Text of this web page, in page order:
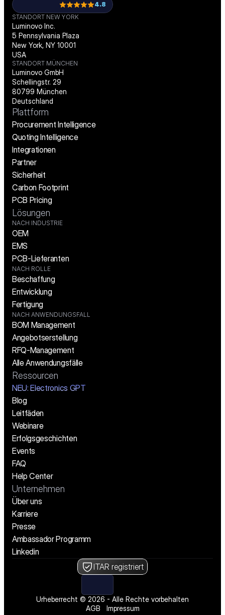
4.8
STANDORT NEW YORK
Luminovo Inc.
5 Pennsylvania Plaza
New York, NY 10001
USA
STANDORT MÜNCHEN
Luminovo GmbH
Schellingstr. 29
80799 München
Deutschland
Plattform
Procurement Intelligence
Quoting Intelligence
Integrationen
Partner
Sicherheit
Carbon Footprint
PCB Pricing
Lösungen
NACH INDUSTRIE
OEM
EMS
PCB-Lieferanten
NACH ROLLE
Beschaffung
Entwicklung
Fertigung
NACH ANWENDUNGSFALL
BOM Management
Angebotserstellung
RFQ-Management
Alle Anwendungsfälle
Ressourcen
NEU: Electronics GPT
Blog
Leitfäden
Webinare
Erfolgsgeschichten
Events
FAQ
Help Center
Unternehmen
Über uns
Karriere
Presse
Ambassador Programm
Linkedin
ITAR registriert
Urheberrecht © 2026 - Alle Rechte vorbehalten
AGB
Impressum